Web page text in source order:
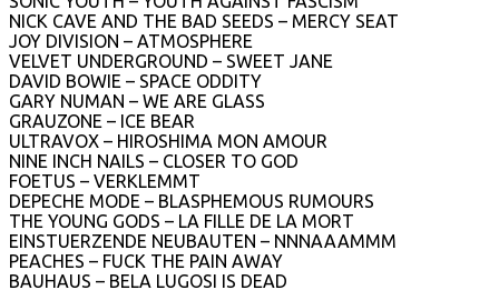
NICK CAVE AND THE BAD SEEDS – MERCY SEAT
JOY DIVISION – ATMOSPHERE
VELVET UNDERGROUND – SWEET JANE
DAVID BOWIE – SPACE ODDITY
GARY NUMAN – WE ARE GLASS
GRAUZONE – ICE BEAR
ULTRAVOX – HIROSHIMA MON AMOUR
NINE INCH NAILS – CLOSER TO GOD
FOETUS – VERKLEMMT
DEPECHE MODE – BLASPHEMOUS RUMOURS
THE YOUNG GODS – LA FILLE DE LA MORT
EINSTUERZENDE NEUBAUTEN – NNNAAAMMM
PEACHES – FUCK THE PAIN AWAY
BAUHAUS – BELA LUGOSI IS DEAD